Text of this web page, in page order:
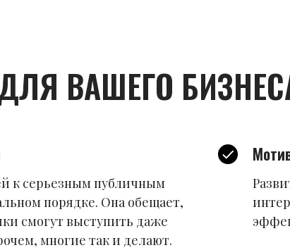
ВАШЕГО
к серьезным публичным
порядке. Она обещает,
смогут выступить даже
многие так и делают.